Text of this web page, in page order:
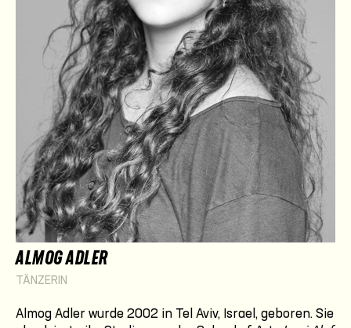
ALMOG ADLER
TÄNZERIN
Almog Adler wurde 2002 in Tel Aviv, Israel, geboren. Sie